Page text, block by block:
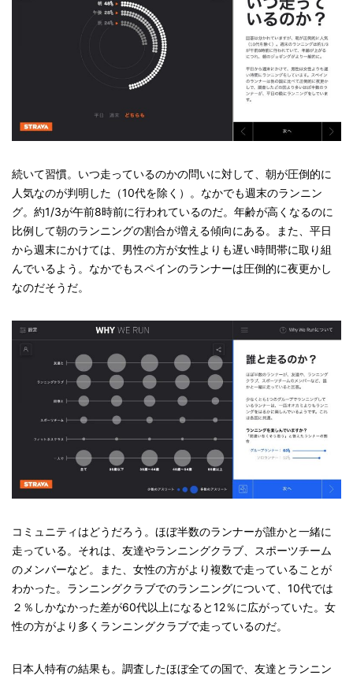
続いて習慣。いつ走っているのかの問いに対して、朝が圧倒的に
人気なのが判明した（10代を除く）。なかでも週末のランニン
グ。約1/3が午前8時前に行われているのだ。年齢が高くなるのに
比例して朝のランニングの割合が増える傾向にある。また、平日
から週末にかけては、男性の方が女性よりも遅い時間帯に取り組
んでいるよう。なかでもスペインのランナーは圧倒的に夜更かし
なのだそうだ。
コミュニティはどうだろう。ほぼ半数のランナーが誰かと一緒に
走っている。それは、友達やランニングクラブ、スポーツチーム
のメンバーなど。また、女性の方がより複数で走っていることが
わかった。ランニングクラブでのランニングについて、10代では
２％しかなかった差が60代以上になると12％に広がっていた。女
性の方がより多くランニングクラブで走っているのだ。
日本人特有の結果も。調査したほぼ全ての国で、友達とランニン